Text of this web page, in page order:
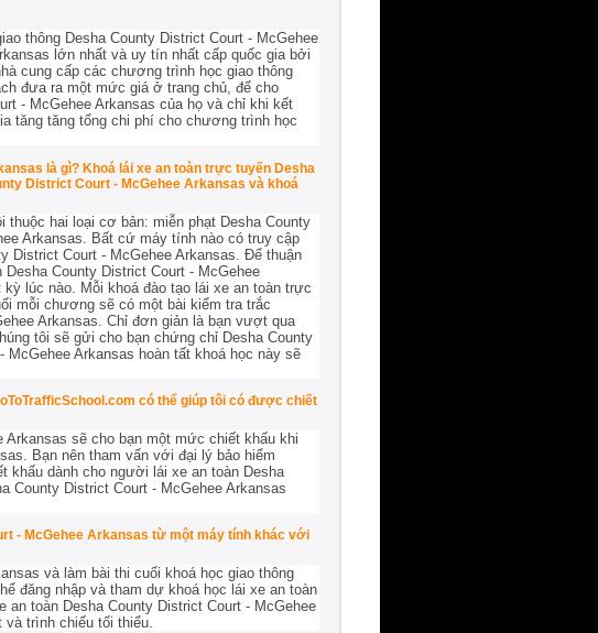
thông Desha County District Court - McGehee
lớn nhất và uy tín nhất cấp quốc gia bởi
cung cấp các chương trình học giao thông
đưa ra một mức giá ở trang chủ, để cho
- McGehee Arkansas của họ và chỉ khi kết
tăng tăng tổng chi phí cho chương trình học
là gì? Khoá lái xe an toàn trực tuyến Desha
District Court - McGehee Arkansas và khoá
thuộc hai loại cơ bản: miễn phạt Desha County
Arkansas. Bất cứ máy tính nào có truy cập
District Court - McGehee Arkansas. Để thuận
County District Court - McGehee
lúc nào. Mỗi khoá đào tạo lái xe an toàn trực
mỗi chương sẽ có một bài kiểm tra trắc
Arkansas. Chỉ đơn giản là bạn vượt qua
tôi sẽ gửi cho bạn chứng chỉ Desha County
Arkansas hoàn tất khoá học này sẽ
có thể giúp tôi có được chiết
Arkansas sẽ cho bạn một mức chiết khấu khi
Bạn nên tham vấn với đại lý bảo hiểm
khấu dành cho người lái xe an toàn Desha
County District Court - McGehee Arkansas
- McGehee Arkansas từ một máy tính khác với
và làm bài thi cuối khoá học giao thông
đăng nhập và tham dự khoá học lái xe an toàn
toàn Desha County District Court - McGehee
trình chiếu tối thiểu.